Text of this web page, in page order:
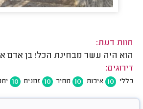
חוות דעת:
הוא היה עשר מבחינת הכל! בן אדם
דירוגים:
כללי 10 איכות 10 מחיר 10 זמנים 10